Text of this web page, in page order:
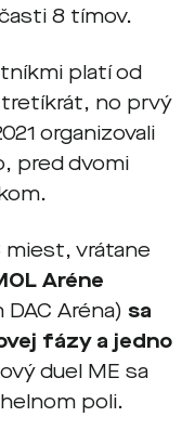
8 tímov.
platí od
tretíkrát, no prvý
organizovali
pred dvomi
miest, vrátane
Aréne
Aréna) sa
fázy a jedno
duel ME sa
poli.